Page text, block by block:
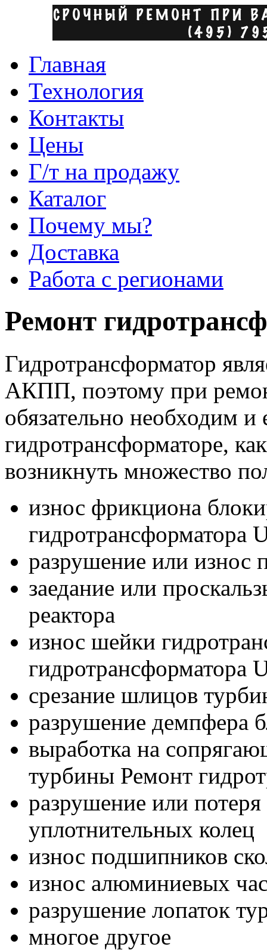
Главная
Технология
Контакты
Цены
Г/т на продажу
Каталог
Почему мы?
Доставка
Работа с регионами
Ремонт
Гидротрансформатор
АКПП, поэтому при
обязательно необходим и
гидротрансформаторе,
возникнуть множество
износ фрикциона
гидротрансформатора
разрушение или износ
заедание или
реактора
износ шейки
гидротрансформатора
срезание шлицов
разрушение демпфера
выработка на
турбины Ремонт
разрушение или
уплотнительных колец
износ подшипников
износ алюминиевых
разрушение лопаток
многое другое